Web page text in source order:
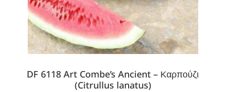
DF 6118 Art Combe’s Ancient – Καρπούζι
(Citrullus lanatus)